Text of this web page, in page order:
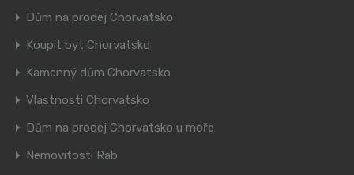
Dům na prodej Chorvatsko
Koupit byt Chorvatsko
Kamenný dům Chorvatsko
Vlastnosti Chorvatsko
Dům na prodej Chorvatsko u moře
Nemovitosti Rab